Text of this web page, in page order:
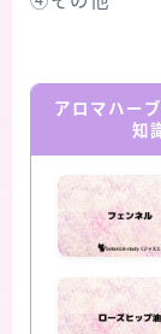
アロマハー
知